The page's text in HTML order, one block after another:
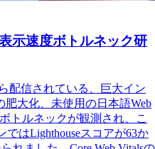
示速度ボトルネック研
配信されている、巨大イン
大化、未使用の日本語Web
トルネックが観測され、こ
はLighthouseスコアが63か